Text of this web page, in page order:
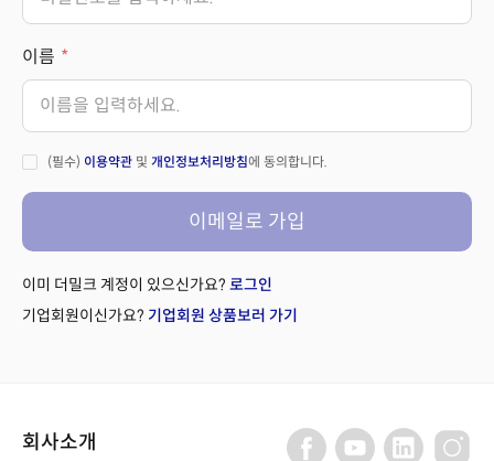
이름
(필수) 이용약관 및 개인정보처리방침에 동의합니다.
이메일로 가입
이미 더밀크 계정이 있으신가요? 로그인
기업회원이신가요? 기업회원 상품보러 가기
회사소개